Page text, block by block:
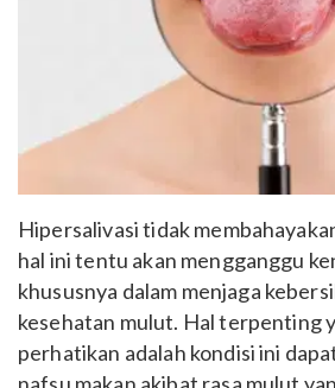
Hipersalivasi tidak
hal ini tentu akan mengganggu
khususnya dalam menjaga
kesehatan mulut. Hal terpenting
perhatikan adalah kondisi ini